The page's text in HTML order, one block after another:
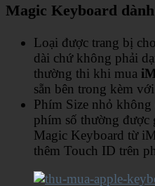
Magic Keyboard
Loại được trang bị
dài chứ không phải
thường thi khi mua
sẵn bên trong kèm với
Phím Size nhỏ
phím số thường được
Magic Keyboard từ
thêm Touch ID trên